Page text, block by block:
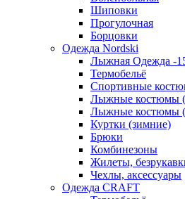
Шиповки
Прогулочная
Борцовки
Одежда Nordski
Лыжная Одежда -
Термобельё
Спортивные
Лыжные костюмы
Лыжные костюмы
Куртки (зимние)
Брюки
Комбинезоны
Жилеты,
Чехлы, аксессуары
Одежда CRAFT